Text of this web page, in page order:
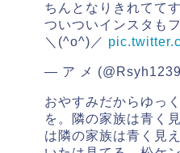
ちんとなりきれてて
ついついインスタも
＼(^o^)／
— ア メ
おやすみだからゆっ
を。隣の家族は青く
は隣の家族は青く見